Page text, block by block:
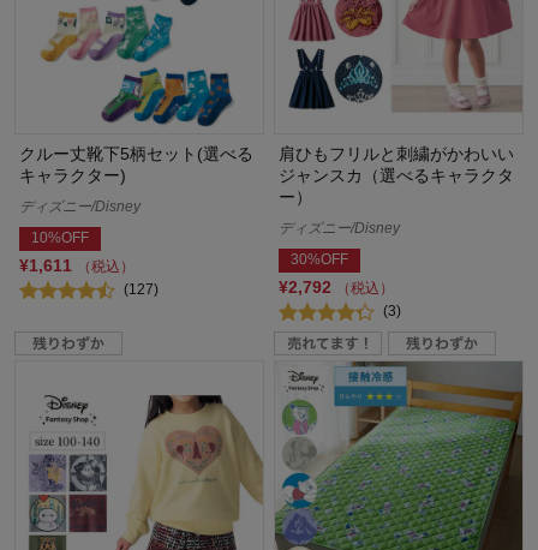
クルー丈靴下5柄セット(選べる
キャラクター)
ディズニー/Disney
10%OFF
¥1,611
（税込）
(127)
肩ひもフリルと刺繍がかわいい
ジャンスカ（選べるキャラクタ
ー）
ディズニー/Disney
30%OFF
¥2,792
（税込）
(3)